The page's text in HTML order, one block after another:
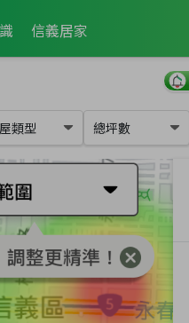
信義居家
類型 總坪數